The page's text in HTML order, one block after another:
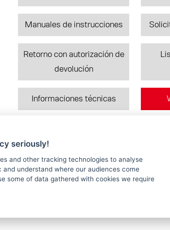
Manuales de instrucciones
Retorno con autorización de
devolución
Informaciones técnicas
seriously!
and other tracking technologies to analyse
understand where our audiences come
some of data gathered with cookies we require